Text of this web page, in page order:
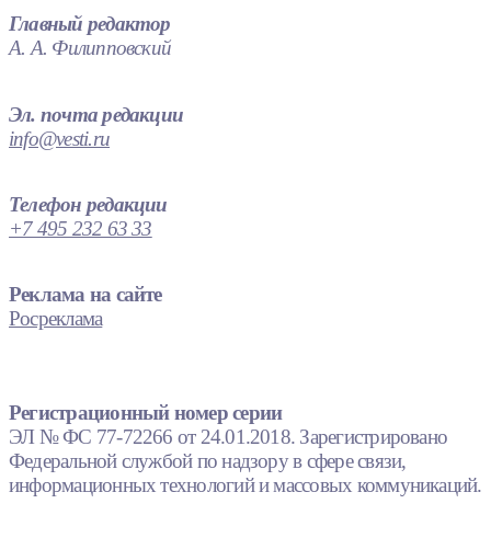
Главный редактор
А. А. Филипповский
Эл. почта редакции
info@vesti.ru
Телефон редакции
+7 495 232 63 33
Реклама на сайте
Росреклама
Регистрационный номер серии
ЭЛ № ФС 77-72266 от 24.01.2018. Зарегистрировано
Федеральной службой по надзору в сфере связи,
информационных технологий и массовых коммуникаций.